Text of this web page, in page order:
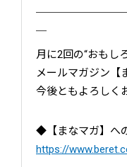
月に2回の“おもし
メールマガジン【
今後ともよろしく
◆【まなマガ】へ
https://